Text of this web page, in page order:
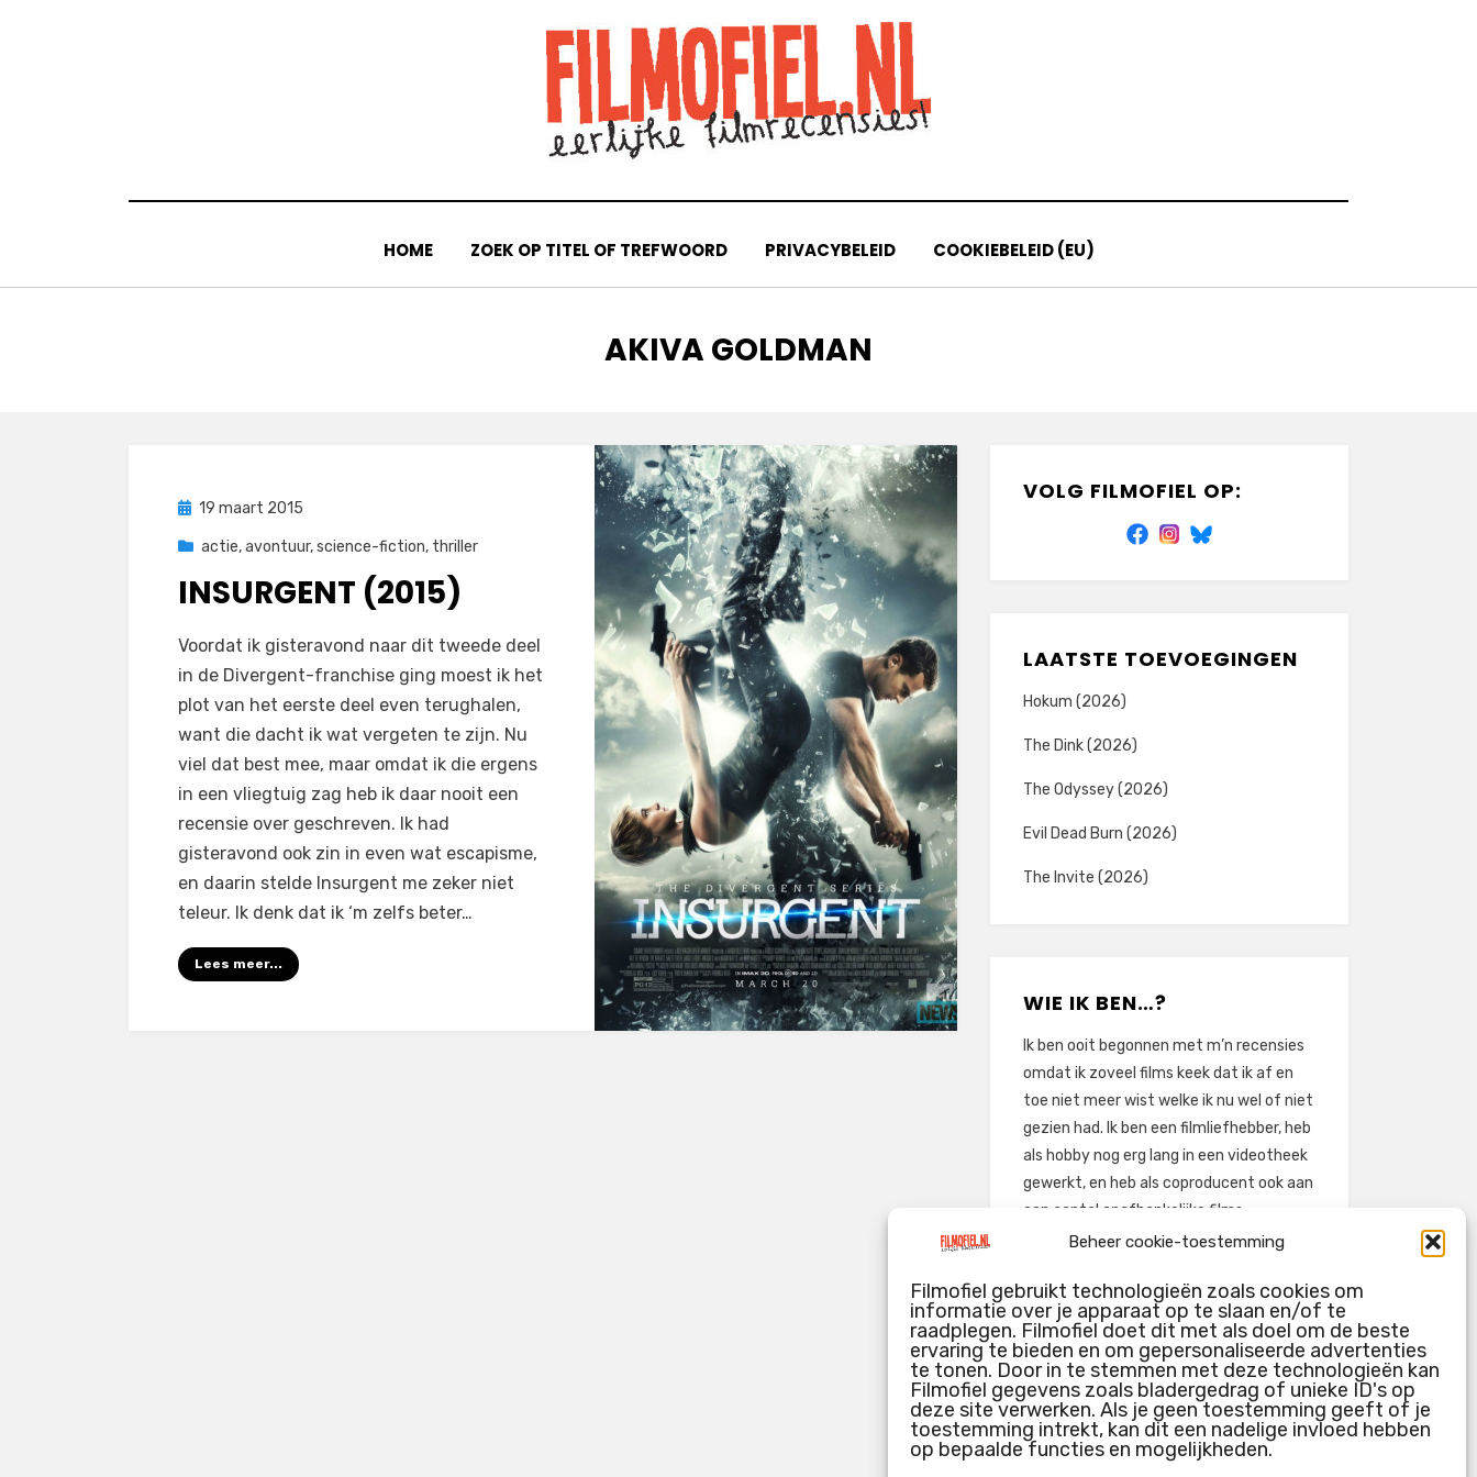
Beheer cookie-toestemming
Filmofiel gebruikt technologieën zoals cookies om
informatie over je apparaat op te slaan en/of te
raadplegen. Filmofiel doet dit met als doel om de beste
ervaring te bieden en om gepersonaliseerde advertenties
te tonen. Door in te stemmen met deze technologieën kan
Filmofiel gegevens zoals bladergedrag of unieke ID's op
deze site verwerken. Als je geen toestemming geeft of je
toestemming intrekt, kan dit een nadelige invloed hebben
op bepaalde functies en mogelijkheden.
HOME ZOEK OP TITEL OF TREFWOORD PRIVACYBELEID COOKIEBELEID (EU)
TAG
:
AKIVA GOLDMAN
Geplaatst
19 maart 2015
actie,avontuur,science-fiction, thriller
INSURGENT (2015)
doorFilmofiel.nl
Laat een reactie achter op
Insurgent
Voordat ik gisteravond naar dit tweede deel
in de Divergent-franchise ging moest ik het
plot van het eerste deel even terughalen,
want die dacht ik wat vergeten te zijn. Nu
viel dat best mee, maar omdat ik die ergens
in een vliegtuig zag heb ik daar nooit een
recensie over geschreven. Ik had
gisteravond ook zin in even wat escapisme,
en daarin stelde Insurgent me zeker niet
teleur. Ik denk dat ik ‘m zelfs beter…
Lees meer...
VOLG FILMOFIEL OP:
LAATSTE TOEVOEGINGEN
Hokum (2026)
The Dink (2026)
The Odyssey (2026)
Evil Dead Burn (2026)
The Invite (2026)
WIE IK BEN…?
Ik ben ooit begonnen met m’n recensies
omdat ik zoveel films keek dat ik af en
toe niet meer wist welke ik nu wel of niet
gezien had. Ik ben een filmliefhebber, heb
als hobby nog erg lang in een videotheek
gewerkt, en heb als coproducent ook aan
een aantal onafhankelijke films
meegewerkt.
pretentieloze uitbreidingen van m’n
voormalige ‘videotheek-geouwehoer’,
aangevuld met een groeiende kennis
over de kunde én de kunst van het
maken van film.